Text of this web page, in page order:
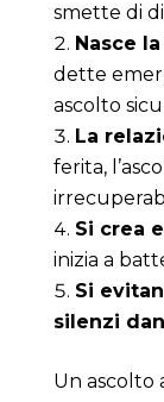
smette di
Nasce
dette
ascolto
La
ferita,
Si crea
inizia a
Si
silenzi
Un ascolto